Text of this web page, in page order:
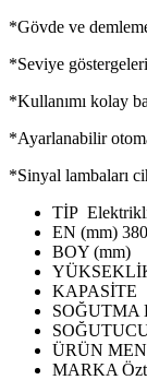
*Gövde ve
*Seviye
*Kullanımı kolay
*Ayarlanabilir
*Sinyal lambaları
TİP
EN (mm) 380
BOY (mm)
KAPASİTE
SOĞUTMA
ÜRÜN
MARKA